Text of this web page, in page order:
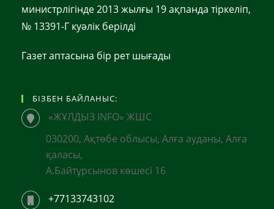
министрлігінде 2013 жылғы 19 ақпанда тіркеліп,
№ 13391-Г куәлік берілді
Газет аптасына бір рет шығады
БІЗБЕН БАЙЛАНЫС:
«ЖҰЛДЫЗ INFO» ЖШС
030200, Ақтөбе облысы, Алға ауданы, Алға
қаласы,
А.Байтұрсынов көшесі 16
+77133743102